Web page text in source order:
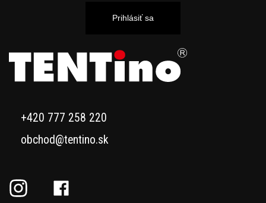
Prihlásiť sa
+420 777 258 220
obchod@tentino.sk